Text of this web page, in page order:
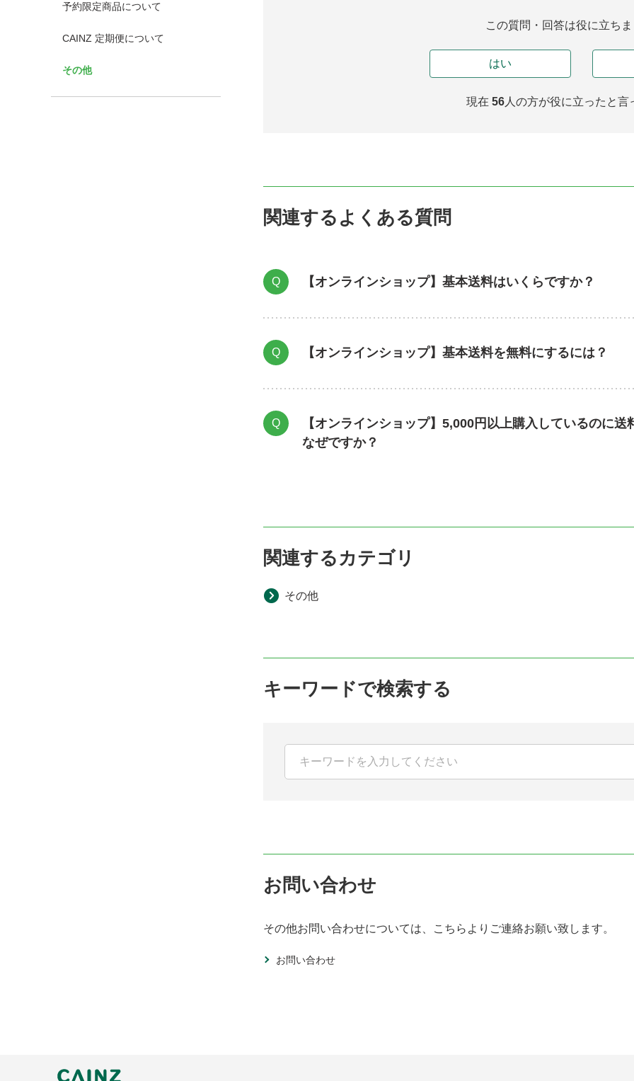
この質問・回答は役に立ち
はい
現在 56 人の方が役に立ったと言
関連するよくある質問
Q 【オンラインショップ】基本送料はいくらですか？
Q 【オンラインショップ】基本送料を無料にするには？
Q
【オンラインショップ】5,000円以上購入しているのに
なぜですか？
関連するカテゴリ
その他
キーワードで検索する
お問い合わせ
その他お問い合わせについては、こちらよりご連絡お願い致します。
お問い合わせ
予約限定商品について
CAINZ 定期便について
その他